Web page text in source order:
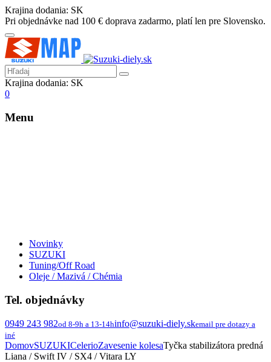
Krajina dodania: SK
Pri objednávke nad 100 € doprava zadarmo, platí len pre Slovensko.
Krajina dodania: SK
0
Menu
Novinky
SUZUKI
Tuning/Off Road
Oleje / Mazivá / Chémia
Tel. objednávky
0949 243 982od 8-9h a 13-14hinfo@suzuki-diely.skemail pre dotazy a
iné
DomovSUZUKICelerioZavesenie kolesaTyčka stabilizátora predná
Liana / Swift IV / SX4 / Vitara LY